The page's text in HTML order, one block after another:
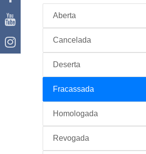
Aberta
Cancelada
Deserta
Fracassada
Homologada
Revogada